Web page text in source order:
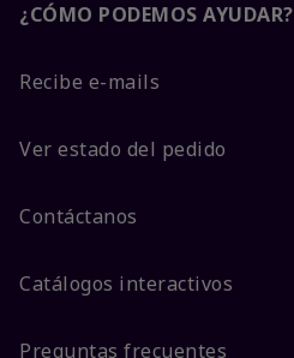
¿CÓMO PODEMOS AYUDAR?
Recibe e-mails
Ver estado del pedido
Contáctanos
Catálogos interactivos
Preguntas frecuentes